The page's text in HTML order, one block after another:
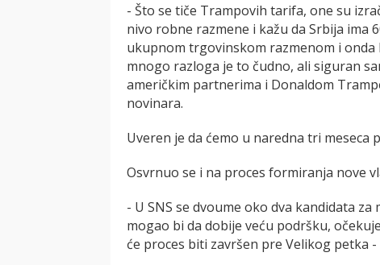
- Što se tiče Trampovih tarifa, one su
nivo robne razmene i kažu da Srbija ima
ukupnom trgovinskom razmenom i onda
mnogo razloga je to čudno, ali siguran
američkim partnerima i Donaldom
novinara.
Uveren je da ćemo u naredna tri meseca
Osvrnuo se i na proces formiranja nove
- U SNS se dvoume oko dva kandidata
mogao bi da dobije veću podršku,
će proces biti završen pre Velikog petka